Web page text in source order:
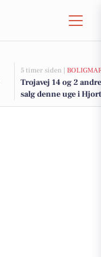
5 timer siden |
Trojavej 14 og 2
salg denne uge i
her.